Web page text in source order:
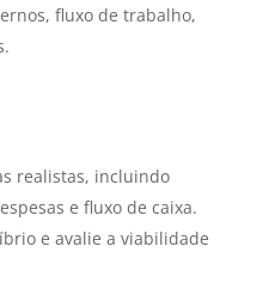
fluxo de trabalho,
realistas, incluindo
e fluxo de caixa.
e avalie a viabilidade